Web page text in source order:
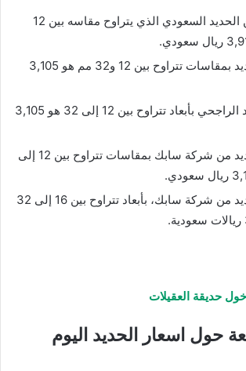
سعر الطن من الحديد السعودي الذي يتراوح مقاسه بين 12
سعر طن الحديد بمقاسات تتراوح بين 12 و32 مم هو 3,105
سعر طن حديد الراجحي بأبعاد تتراوح بين 12 إلى 32 هو 3,105
سعر طن الحديد من شركة سابك بمقاسات تتراوح بين 12 إلى
سعر طن الحديد من شركة سابك، بأبعاد تتراوح بين 16 إلى 32
حديقة العقيلات
حول اسعار الحديد اليوم